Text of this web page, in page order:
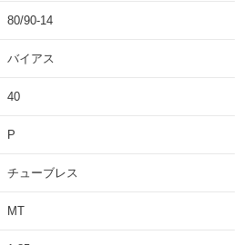
80/90-14
バイアス
40
P
チューブレス
MT